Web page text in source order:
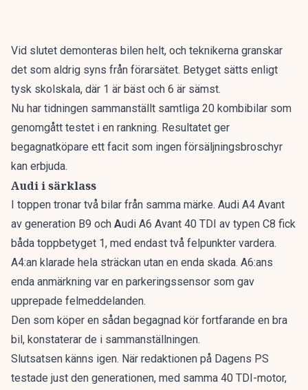
Vid slutet demonteras bilen helt, och teknikerna granskar
det som aldrig syns från förarsätet. Betyget sätts enligt
tysk skolskala, där 1 är bäst och 6 är sämst.
Nu har tidningen sammanställt samtliga 20 kombibilar som
genomgått testet i en rankning. Resultatet ger
begagnatköpare ett facit som ingen försäljningsbroschyr
kan erbjuda.
Audi i särklass
I toppen tronar två bilar från samma märke. Audi A4 Avant
av generation B9 och Audi A6 Avant 40 TDI av typen C8 fick
båda toppbetyget 1, med endast två felpunkter vardera.
A4:an klarade hela sträckan utan en enda skada. A6:ans
enda anmärkning var en parkeringssensor som gav
upprepade felmeddelanden.
Den som köper en sådan begagnad kör fortfarande en bra
bil, konstaterar de i sammanställningen.
Slutsatsen känns igen. När redaktionen på Dagens PS
testade just den generationen, med samma 40 TDI-motor,